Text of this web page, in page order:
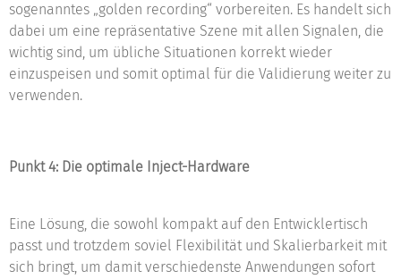
sogenanntes „golden recording“ vorbereiten. Es handelt sich
dabei um eine repräsentative Szene mit allen Signalen, die
wichtig sind, um übliche Situationen korrekt wieder
einzuspeisen und somit optimal für die Validierung weiter zu
verwenden.
Punkt 4: Die optimale Inject-Hardware
Eine Lösung, die sowohl kompakt auf den Entwicklertisch
passt und trotzdem soviel Flexibilität und Skalierbarkeit mit
sich bringt, um damit verschiedenste Anwendungen sofort